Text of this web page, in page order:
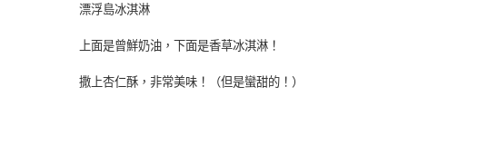
漂浮島冰淇淋
上面是曾鮮奶油，下面是香草冰淇淋！
撒上杏仁酥，非常美味！（但是蠻甜的！）